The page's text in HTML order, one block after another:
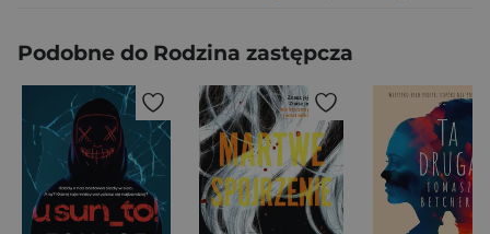
Podobne do Rodzina zastępcza